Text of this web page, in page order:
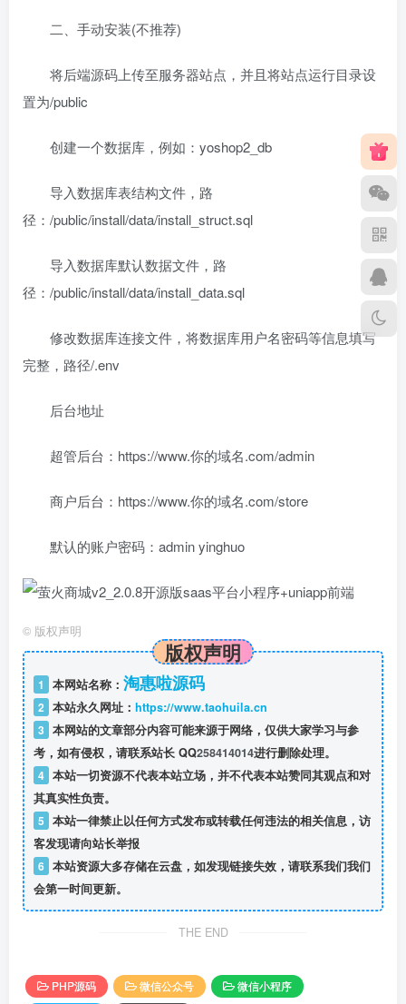
二、手动安装(不推荐)
将后端源码上传至服务器站点，并且将站点运行目录设
置为/public
创建一个数据库，例如：yoshop2_db
导入数据库表结构文件，路
径：/public/install/data/install_struct.sql
导入数据库默认数据文件，路
径：/public/install/data/install_data.sql
修改数据库连接文件，将数据库用户名密码等信息填写
完整，路径/.env
后台地址
超管后台：https://www.你的域名.com/admin
商户后台：https://www.你的域名.com/store
默认的账户密码：admin yinghuo
© 版权声明
版权声明
1 本网站名称： 淘惠啦源码
2 本站永久网址： https://www.taohuila.cn
3 本网站的文章部分内容可能来源于网络，仅供大家学习与参
考，如有侵权，请联系站长 QQ258414014进行删除处理。
4 本站一切资源不代表本站立场，并不代表本站赞同其观点和对
其真实性负责。
5 本站一律禁止以任何方式发布或转载任何违法的相关信息，访
客发现请向站长举报
6 本站资源大多存储在云盘，如发现链接失效，请联系我们我们
会第一时间更新。
THE END
PHP源码 微信公众号
微信小程序